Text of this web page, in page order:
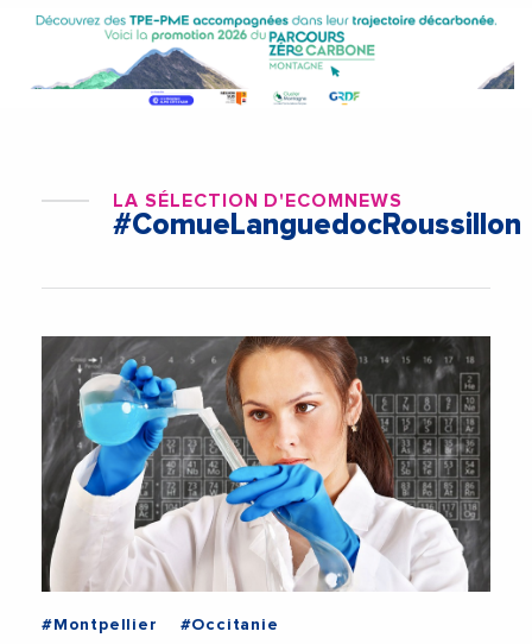
LA SÉLECTION D'ECOMNEWS
#ComueLanguedocRoussillon
#Montpellier
#Occitanie